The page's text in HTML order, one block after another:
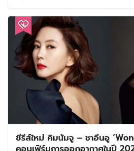
ซีรีส์ใหม่ คิมนัมจู – ชาอึนอู